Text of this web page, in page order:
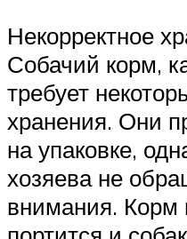
Некорректное
Собачий корм,
требует
хранения. Они
на упаковке,
хозяева не
внимания. Корм